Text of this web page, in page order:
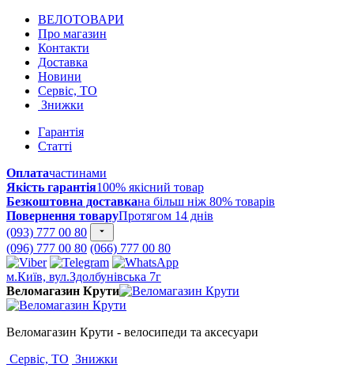
ВЕЛОТОВАРИ
Про магазин
Контакти
Доставка
Новини
Сервіс, ТО
Знижки
Гарантія
Статті
Оплатачастинами
Якість гарантія100% якісний товар
Безкоштовна доставкана більш ніж 80% товарів
Повернення товаруПротягом 14 днів
(093) 777 00 80
(096) 777 00 80 (066) 777 00 80
м.Київ, вул.Здолбунівська 7г
Веломагазин Крути
Веломагазин Крути - велосипеди та аксесуари
Сервіс, ТО Знижки